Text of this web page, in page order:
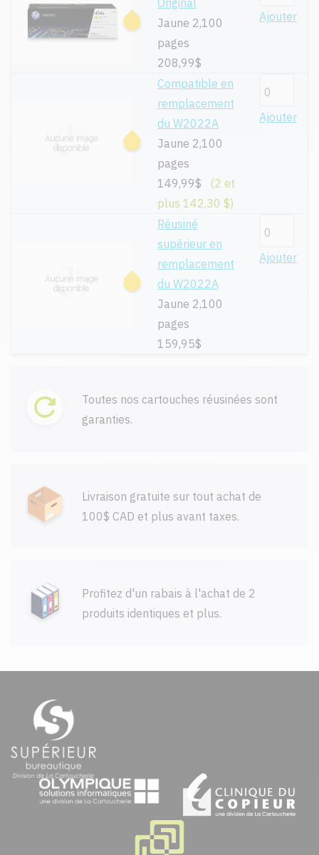
Original
Jaune 2,100
pages
208,99$
Ajouter
Compatible en
remplacement
du W2022A
Jaune 2,100
pages
149,99$
(2 et
plus 142,30 $)
Ajouter
Réusiné
supérieur en
remplacement
du W2022A
Jaune 2,100
pages
159,95$
Ajouter
Toutes nos cartouches réusinées sont
garanties.
Livraison gratuite sur tout achat de
100$ CAD et plus avant taxes.
Profitez d'un rabais à l'achat de 2
produits identiques et plus.